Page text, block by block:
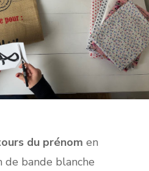
du prénom en
de bande blanche